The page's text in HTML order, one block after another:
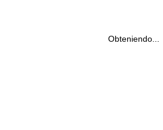
Obteniendo...